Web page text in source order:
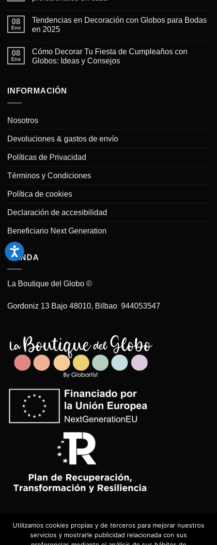
comentarios
Técnicas
arcos
y
guirnaldas
en
casa
08
Ene
Tendencias en Decoración con Globos para Bodas
en 2025
comentarios
en
Tendencias
Globos
para
08
Ene
Cómo Decorar Tu Fiesta de Cumpleaños con
Globos: Ideas y Consejos
en
Cómo
de
Globos:
Consejos
INFORMACIÓN
Nosotros
Devoluciones & gastos de envío
Políticas de Privacidad
Términos y Condiciones
Política de cookies
Declaración de accesibilidad
Beneficiario Next Generation
TIENDA
La Boutique del Globo ©
Gordoniz 13 Bajo 48010, Bilbao 944053547
Visa PayPal Stripe MasterCard
On
Utilizamos cookies propias y de terceros para mejorar nuestros
servicios y mostrarle publicidad relacionada con sus